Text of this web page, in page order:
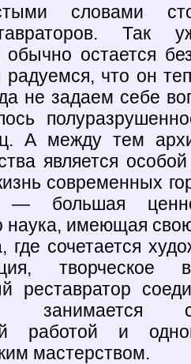
словами
обычно остается
что он
не задаем себе
А между тем
является
современных
— большая
наука, имеющая
где сочетается
творческое
реставратор
занимается
работой и
мастерством.